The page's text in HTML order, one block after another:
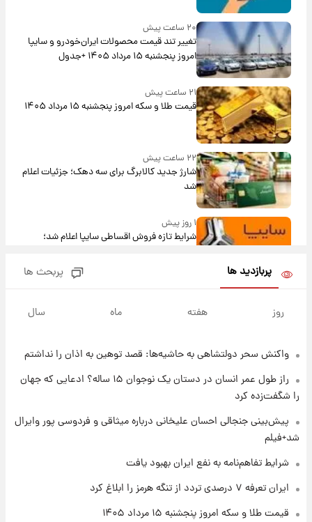
۲۰ ساعت پیش
تغییر تند قیمت محصولات ایران‌خودرو و سایپا
امروز پنجشنبه ۱۵ مرداد ۱۴۰۵ +جدول
۲۱ ساعت پیش
قیمت طلا و سکه امروز پنجشنبه ۱۵ مرداد ۱۴۰۵
۲۲ ساعت پیش
شارژ جدید کالابرگ برای سه دهک؛ جزئیات اعلام
شد
۱ روز پیش
شرایط تازه فروش اقساطی سایپا اعلام شد؛
قیمت سکه و طلا فردا
۱ روز پیش
۱ روز پیش
فال روزانه واقعی پنجشنبه ۱۵ مرداد ۱۴۰۵
پربازدید ها پربحث ها
روز هفته ماه سال
واکنش سحر دولتشاهی به حاشیه‌ها: قصد توهین به اذان را نداشتم
راز طول عمر انسان در دستان یک نوجوان ۱۵ ساله؟ ادعایی که جهان
را شگفت‌زده کرد
پیش‌بینی جنجالی احسان علیخانی درباره میثاقی و فردوسی پور وایرال
شد+فیلم
شرایط تفاهم‌نامه به نفع ایران بهبود یافت
ایران تعرفه ۷ درصدی تردد از تنگه هرمز را ابلاغ کرد
قیمت طلا و سکه امروز پنجشنبه ۱۵ مرداد ۱۴۰۵